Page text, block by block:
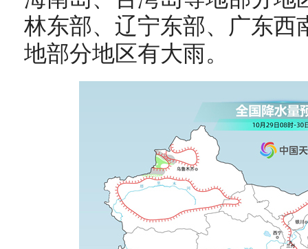
林东部、辽宁东部、广东西
地部分地区有大雨。